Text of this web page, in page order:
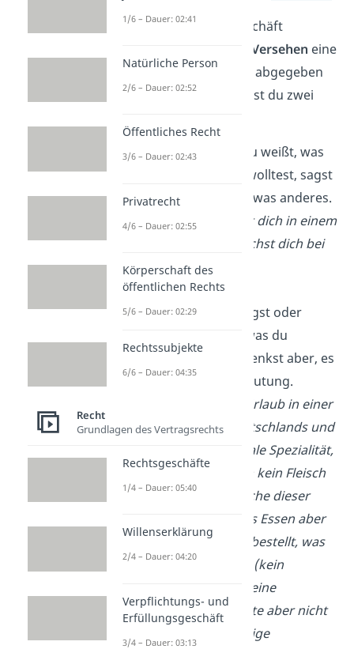
Du kannst ein Rechtsgeschäft
aus Versehen eine
falsche Willenserklärung abgegeben
hast. Dabei unterscheidest du zwei
Erklärungsirrtum
: Du weißt, was
du eigentlich sagen wolltest, sagst
aber versehentlich etwas anderes.
Beispiel:Du vertippst dich in einem
Vertrag oder versprichst dich bei
einem mündlichen
Vertragsabschluss.
Inhaltsirrtum
: Du sagst oder
schreibst zwar das, was du
schreiben wolltest, denkst aber, es
hat eine andere Bedeutung.
Du bist im Urlaub in einer
anderen Region Deutschlands und
bestellst eine regionale Spezialität,
die dem Namen nach kein Fleisch
beinhaltet. In der Küche dieser
Region beinhaltet das Essen aber
Fleisch. Du hast also bestellt, was
du bestellen wolltest (kein
Versprechen o. Ä.), deine
Willenserklärung hatte aber nicht
die von dir beabsichtige
1/6 – Dauer: 02:41
Natürliche Person
2/6 – Dauer: 02:52
Öffentliches Recht
3/6 – Dauer: 02:43
Privatrecht
4/6 – Dauer: 02:55
Körperschaft des
öffentlichen Rechts
5/6 – Dauer: 02:29
Rechtssubjekte
6/6 – Dauer: 04:35
Recht
Grundlagen des Vertragsrechts
Rechtsgeschäfte
1/4 – Dauer: 05:40
Willenserklärung
2/4 – Dauer: 04:20
Verpflichtungs- und
Erfüllungsgeschäft
3/4 – Dauer: 03:13